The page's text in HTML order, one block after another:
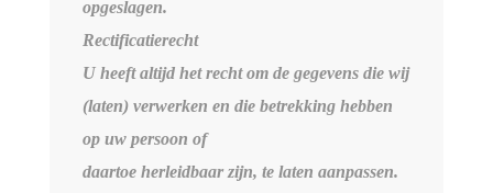
opgeslagen.
Rectificatierecht
U heeft altijd het recht om de gegevens die wij
(laten) verwerken en die betrekking hebben
op uw persoon of
daartoe herleidbaar zijn, te laten aanpassen.